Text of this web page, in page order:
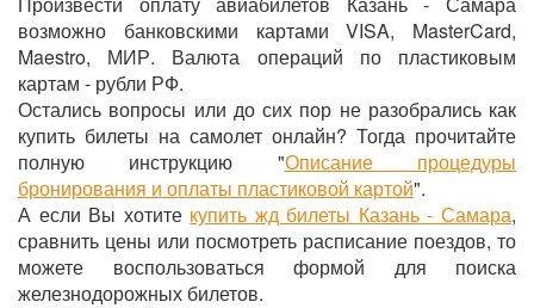
возможно банковскими картами VISA, MasterCard,
Maestro, МИР. Валюта операций по пластиковым
картам - рубли РФ.
Остались вопросы или до сих пор не разобрались как
купить билеты на самолет онлайн? Тогда прочитайте
полную инструкцию "Описание процедуры
бронирования и оплаты пластиковой картой".
А если Вы хотите купить жд билеты Казань - Самара,
сравнить цены или посмотреть расписание поездов, то
можете воспользоваться формой для поиска
железнодорожных билетов.